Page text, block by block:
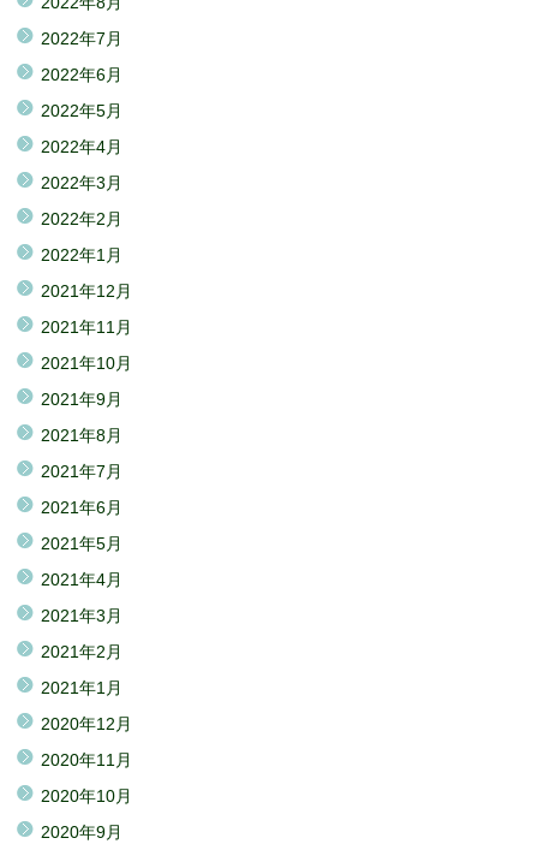
2022年7月
2022年6月
2022年5月
2022年4月
2022年3月
2022年2月
2022年1月
2021年12月
2021年11月
2021年10月
2021年9月
2021年8月
2021年7月
2021年6月
2021年5月
2021年4月
2021年3月
2021年2月
2021年1月
2020年12月
2020年11月
2020年10月
2020年9月